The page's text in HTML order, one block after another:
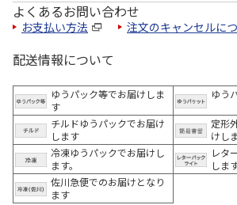
よくあるお問い合わせ
お支払い方法 注文のキャンセルに
配送情報について
ゆうパック等でお届けしま
す
ゆう
チルドゆうパックでお届け
します
定形
けし
冷凍ゆうパックでお届けし
ます。
レタ
しま
佐川急便でのお届けとなり
ます